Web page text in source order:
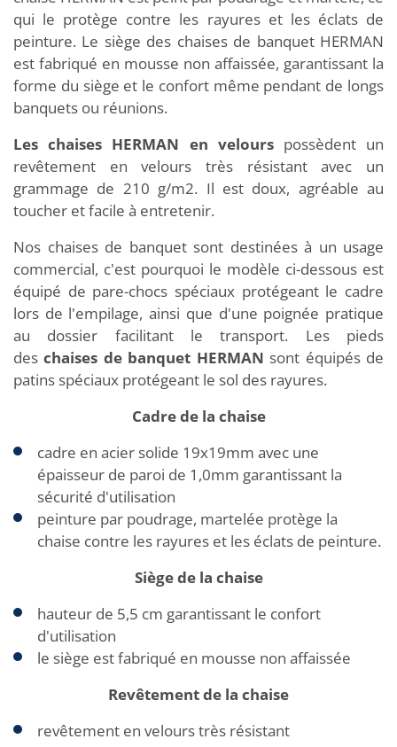
qui le protège contre les rayures et les éclats de
peinture. Le siège des chaises de banquet HERMAN
est fabriqué en mousse non affaissée, garantissant la
forme du siège et le confort même pendant de longs
banquets ou réunions.
Les chaises HERMAN en velourspossèdent un
revêtement en velours très résistant avec un
grammage de 210 g/m2. Il est doux, agréable au
toucher et facile à entretenir.
Nos chaises de banquet sont destinées à un usage
commercial, c'est pourquoi le modèle ci-dessous est
équipé de pare-chocs spéciaux protégeant le cadre
lors de l'empilage, ainsi que d'une poignée pratique
au dossier facilitant le transport. Les pieds
deschaises de banquet HERMAN sont équipés de
patins spéciaux protégeant le sol des rayures.
Cadre de la chaise
cadre en acier solide 19x19mm avec une
épaisseur de paroi de 1,0mm garantissant la
sécurité d'utilisation
peinture par poudrage, martelée protège la
chaise contre les rayures et les éclats de peinture.
Siège de la chaise
hauteur de 5,5 cm garantissant le confort
d'utilisation
le siège est fabriqué en mousse non affaissée
Revêtement de la chaise
revêtement en velours très résistant